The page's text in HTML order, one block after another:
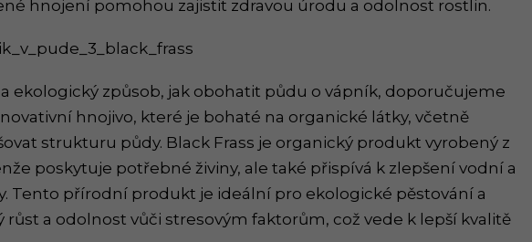
hnojení pomohou zajistit zdravou úrodu a odolnost rostlin.
ekologický způsob, jak obohatit půdu o vápník, doporučujeme
hnojivo, které je bohaté na organické látky, včetně
strukturu půdy. Black Frass je organický produkt vyrobený z
poskytuje potřebné živiny, ale také přispívá k zlepšení vodní a
Tento přírodní produkt je ideální pro ekologické pěstování a
růst a odolnost vůči stresovým faktorům, což vede k lepší kvalitě